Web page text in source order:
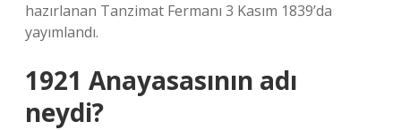
hazırlanan Tanzimat Fermanı 3 Kasım 1839’da
yayımlandı.
1921 Anayasasının adı
neydi?